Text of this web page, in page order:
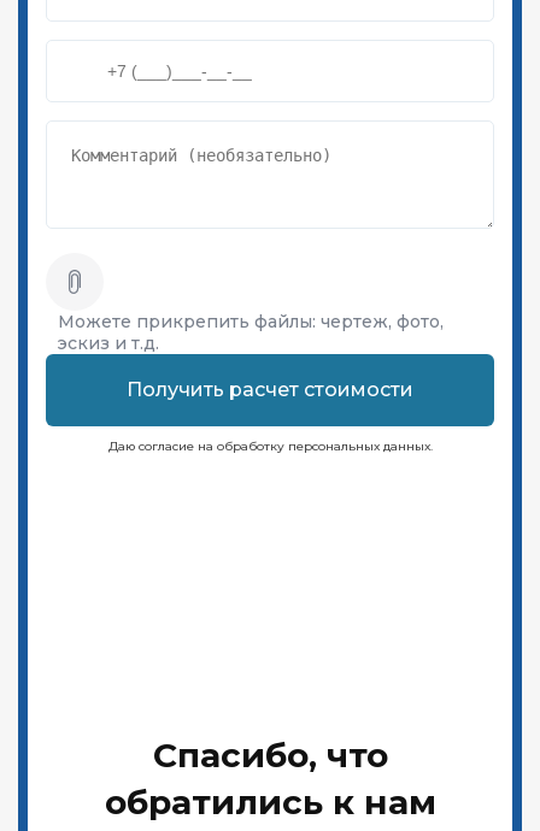
Можете прикрепить файлы: чертеж, фото,
эскиз и т.д.
Получить расчет стоимости
Даю согласие на обработку персональных данных.
Спасибо, что
обратились к нам